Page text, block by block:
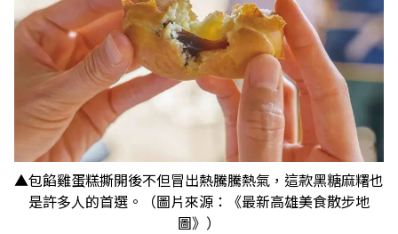
▲包餡雞蛋糕撕開後不但冒出熱騰騰熱氣，這款黑糖麻糬也
是許多人的首選。（圖片來源：《最新高雄美食散步地
圖》）